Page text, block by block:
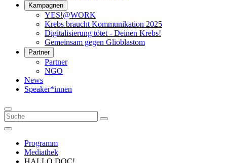
Kampagnen
YES!@WORK
Krebs braucht Kommunikation 2025
Digitalisierung tötet - Deinen Krebs!
Gemeinsam gegen Glioblastom
Partner
Partner
NGO
News
Speaker*innen
Programm
Mediathek
HALLO DOC!